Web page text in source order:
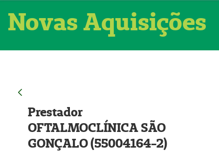
Novas Aquisições
Prestador
OFTALMOCLÍNICA SÃO
GONÇALO (55004164-2)